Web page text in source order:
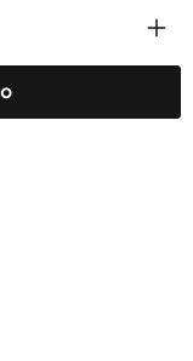
desired